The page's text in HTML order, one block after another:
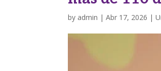
by admin |Abr 17, 2026 |